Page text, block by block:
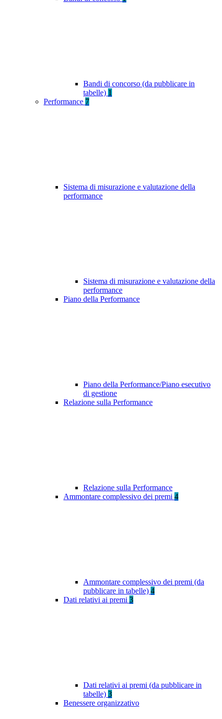
Bandi di concorso (da pubblicare in
tabelle) 1
Performance 7
Sistema di misurazione e valutazione della
performance
Sistema di misurazione e valutazione della
performance
Piano della Performance
Piano della Performance/Piano esecutivo
di gestione
Relazione sulla Performance
Relazione sulla Performance
Ammontare complessivo dei premi 4
Ammontare complessivo dei premi (da
pubblicare in tabelle) 4
Dati relativi ai premi 3
Dati relativi ai premi (da pubblicare in
tabelle) 3
Benessere organizzativo